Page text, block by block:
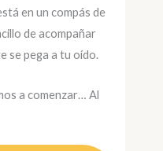
en un compás de
de acompañar
se pega a tu oído.
a comenzar… Al